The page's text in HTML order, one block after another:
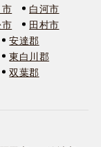
白河市
田村市
安達郡
東白川郡
双葉郡